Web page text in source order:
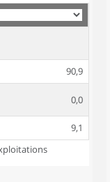
90,9
0,0
9,1